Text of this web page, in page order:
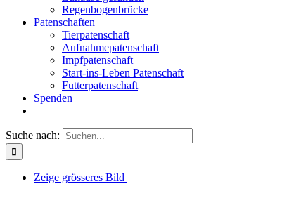
Regenbogenbrücke
Patenschaften
Tierpatenschaft
Aufnahmepatenschaft
Impfpatenschaft
Start-ins-Leben Patenschaft
Futterpatenschaft
Spenden
Suche nach:
Zeige grösseres Bild